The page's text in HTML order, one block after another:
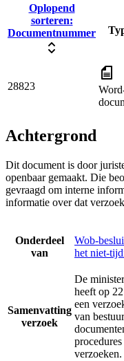
Oplopend
sorteren:
Documentnummer
28823
Achtergrond
Dit document is door
openbaar gemaakt. Die
gevraagd om interne
informatie over dat
Onderdeel
van
Wob-
het niet-
Samenvatting
verzoek
De
heeft op
een
van
verzoeken.